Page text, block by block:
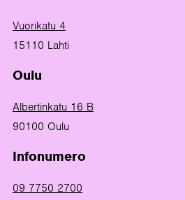
Vuorikatu 4
15110 Lahti
Oulu
Albertinkatu 16 B
90100 Oulu
Infonumero
09 7750 2700